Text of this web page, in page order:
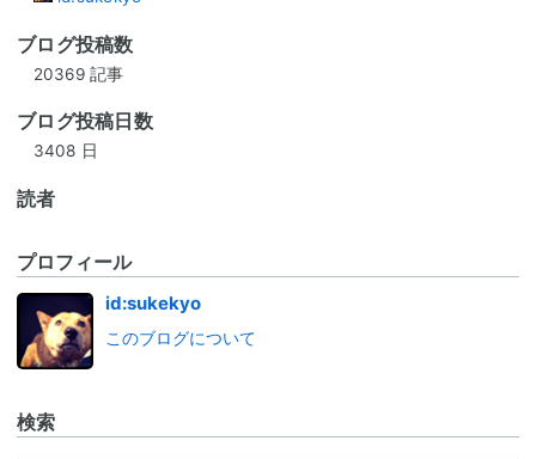
ブログ投稿数
20369 記事
ブログ投稿日数
3408 日
読者
プロフィール
id:sukekyo
このブログについて
検索